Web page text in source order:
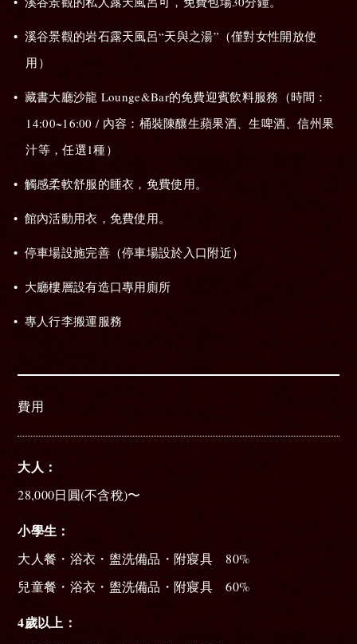
溪谷景觀的岩石露天風呂“天與之湯”（僅對女性開放使
用）
藏書大廳沙龍 Lounge&Bar的免費迎賓飲料服務（時間：
14:00~16:00 / 內容：桶裝陳釀生蘋果酒、生啤酒、信州果
汁等，任選1種）
觸感柔軟舒服的睡衣，免費使用。
館內活動用衣，免費使用。
停車場設施完善（停車場設於入口附近）
大廳樓層設有造口專用廁所
專人行李搬運服務
費用
大人
28,000日圓(不含稅)〜
小學生
大人餐・浴衣・盥洗備品・附寢具 80%
兒童餐・浴衣・盥洗備品・附寢具 60%
4歲以上